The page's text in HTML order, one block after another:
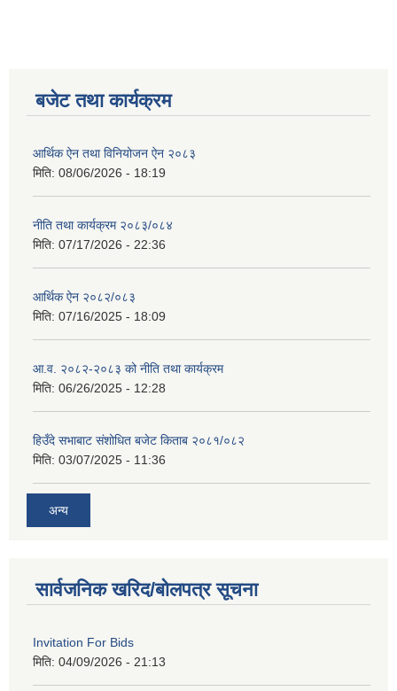
बजेट तथा कार्यक्रम
आर्थिक ऐन तथा विनियोजन ऐन २०८३
मिति: 08/06/2026 - 18:19
नीति तथा कार्यक्रम २०८३/०८४
मिति: 07/17/2026 - 22:36
आर्थिक ऐन २०८२/०८३
मिति: 07/16/2025 - 18:09
आ.व. २०८२-२०८३ को नीति तथा कार्यक्रम
मिति: 06/26/2025 - 12:28
हिउँदे सभाबाट संशोधित बजेट किताब २०८१/०८२
मिति: 03/07/2025 - 11:36
अन्य
सार्वजनिक खरिद/बोलपत्र सूचना
Invitation For Bids
मिति: 04/09/2026 - 21:13